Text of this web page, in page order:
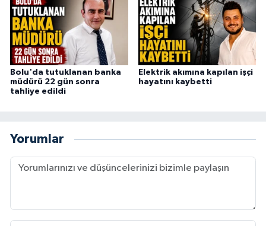
Bolu'da tutuklanan banka
müdürü 22 gün sonra
tahliye edildi
Elektrik akımına kapılan işçi
hayatını kaybetti
Yorumlar